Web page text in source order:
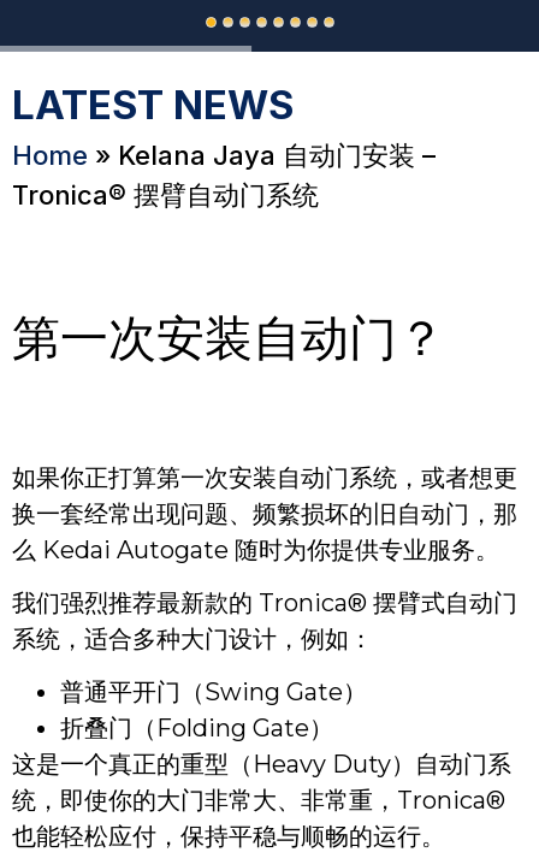
LATEST NEWS
Home » Kelana Jaya 自动门安装 –
Tronica® 摆臂自动门系统
第一次安装自动门？
如果你正打算第一次安装自动门系统，或者想更
换一套经常出现问题、频繁损坏的旧自动门，那
么 Kedai Autogate 随时为你提供专业服务。
我们强烈推荐最新款的 Tronica® 摆臂式自动门
系统，适合多种大门设计，例如：
普通平开门（Swing Gate）
折叠门（Folding Gate）
这是一个真正的重型（Heavy Duty）自动门系
统，即使你的大门非常大、非常重，Tronica®
也能轻松应付，保持平稳与顺畅的运行。